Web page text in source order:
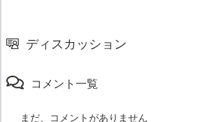
ディスカッション
コメント一覧
まだ、コメントがありません